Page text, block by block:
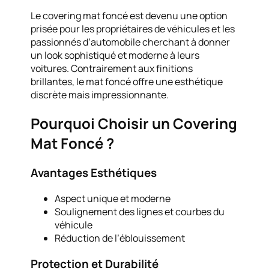
Le covering mat foncé est devenu une option
prisée pour les propriétaires de véhicules et les
passionnés d’automobile cherchant à donner
un look sophistiqué et moderne à leurs
voitures. Contrairement aux finitions
brillantes, le mat foncé offre une esthétique
discrète mais impressionnante.
Pourquoi Choisir un Covering
Mat Foncé ?
Avantages Esthétiques
Aspect unique et moderne
Soulignement des lignes et courbes du
véhicule
Réduction de l’éblouissement
Protection et Durabilité